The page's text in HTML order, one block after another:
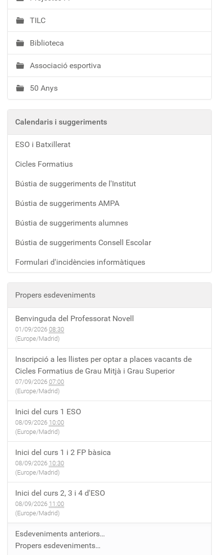
TILC
Biblioteca
Associació esportiva
50 Anys
Calendaris i suggeriments
ESO i Batxillerat
Cicles Formatius
Bústia de suggeriments de l'Institut
Bústia de suggeriments AMPA
Bústia de suggeriments alumnes
Bústia de suggeriments Consell Escolar
Formulari d'incidències informàtiques
Propers esdeveniments
Benvinguda del Professorat Novell
01/09/2026 08:30
(Europe/Madrid)
Inscripció a les llistes per optar a places vacants de
Cicles Formatius de Grau Mitjà i Grau Superior
07/09/2026 07:00
(Europe/Madrid)
Inici del curs 1 ESO
08/09/2026 10:00
(Europe/Madrid)
Inici del curs 1 i 2 FP bàsica
08/09/2026 10:30
(Europe/Madrid)
Inici del curs 2, 3 i 4 d'ESO
08/09/2026 11:00
(Europe/Madrid)
Esdeveniments anteriors…
Propers esdeveniments…